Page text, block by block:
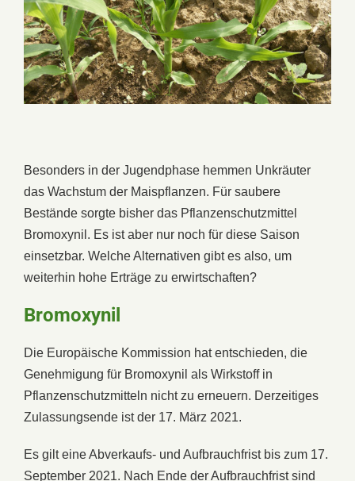
Besonders in der Jugendphase hemmen Unkräuter
das Wachstum der Maispflanzen. Für saubere
Bestände sorgte bisher das Pflanzenschutzmittel
Bromoxynil. Es ist aber nur noch für diese Saison
einsetzbar. Welche Alternativen gibt es also, um
weiterhin hohe Erträge zu erwirtschaften?
Bromoxynil
Die Europäische Kommission hat entschieden, die
Genehmigung für Bromoxynil als Wirkstoff in
Pflanzenschutzmitteln nicht zu erneuern. Derzeitiges
Zulassungsende ist der 17. März 2021.
Es gilt eine Abverkaufs- und Aufbrauchfrist bis zum 17.
September 2021. Nach Ende der Aufbrauchfrist sind